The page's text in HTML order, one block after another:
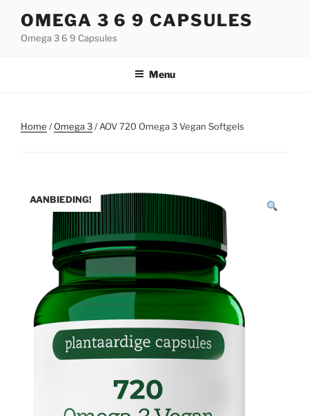
inhoud
OMEGA 3 6 9 CAPSULES
Omega 3 6 9 Capsules
Menu
Home /Omega 3/ AOV 720 Omega 3 Vegan Softgels
AANBIEDING!